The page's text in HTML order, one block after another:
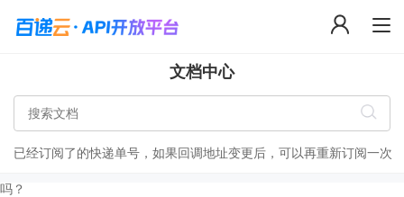
文档中心
已经订阅了的快递单号，如果回调地址变更后，可以再重新订阅一次
吗？